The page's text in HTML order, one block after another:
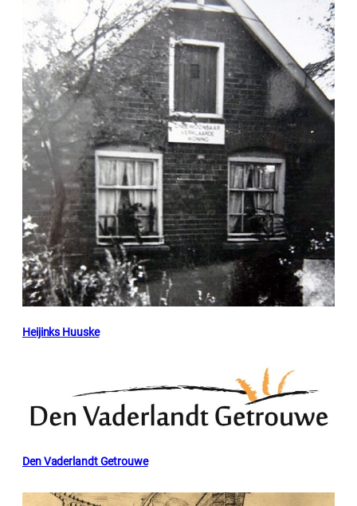
Heijinks Huuske
Den Vaderlandt Getrouwe